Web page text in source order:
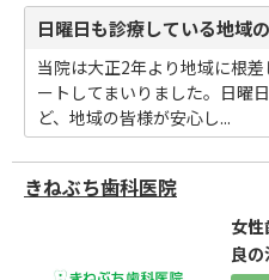
日曜日も診療している地域
当院は大正2年より地域に根
ートしてまいりました。日曜
ど、地域の皆様が安心し...
きねぶち歯科医院
女
良